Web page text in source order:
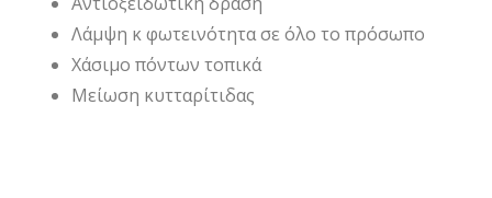
Λάμψη κ φωτεινότητα σε όλο το πρόσωπο
Χάσιμο πόντων τοπικά
Μείωση κυτταρίτιδας